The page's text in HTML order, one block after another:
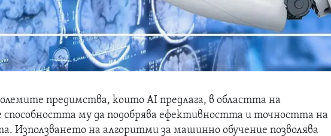
предимства, които AI предлага, в областта на
способността му да подобрява ефективността и точността на
Използването на алгоритми за машинно обучение позволява